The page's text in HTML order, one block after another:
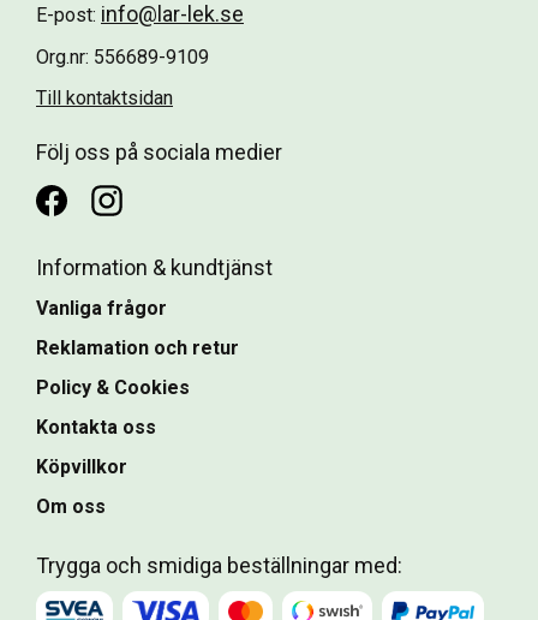
E-post: info@lar-lek.se
Org.nr: 556689-9109
Till kontaktsidan
Följ oss på sociala medier
Information & kundtjänst
Vanliga frågor
Reklamation och retur
Policy & Cookies
Kontakta oss
Köpvillkor
Om oss
Trygga och smidiga beställningar med: